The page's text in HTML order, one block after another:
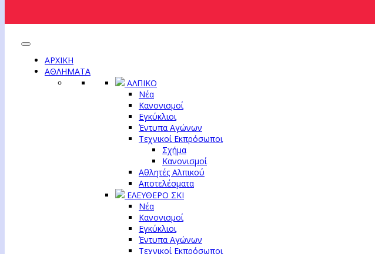
ΑΡΧΙΚΗ
ΑΘΛΗΜΑΤΑ
ΑΛΠΙΚΟ
Νέα
Κανονισμοί
Εγκύκλιοι
Έντυπα Αγώνων
Τεχνικοί Εκπρόσωποι
Σχήμα
Κανονισμοί
Αθλητές Αλπικού
Αποτελέσματα
ΕΛΕΥΘΕΡΟ ΣΚΙ
Νέα
Κανονισμοί
Εγκύκλιοι
Έντυπα Αγώνων
Τεχνικοί Εκπρόσωποι